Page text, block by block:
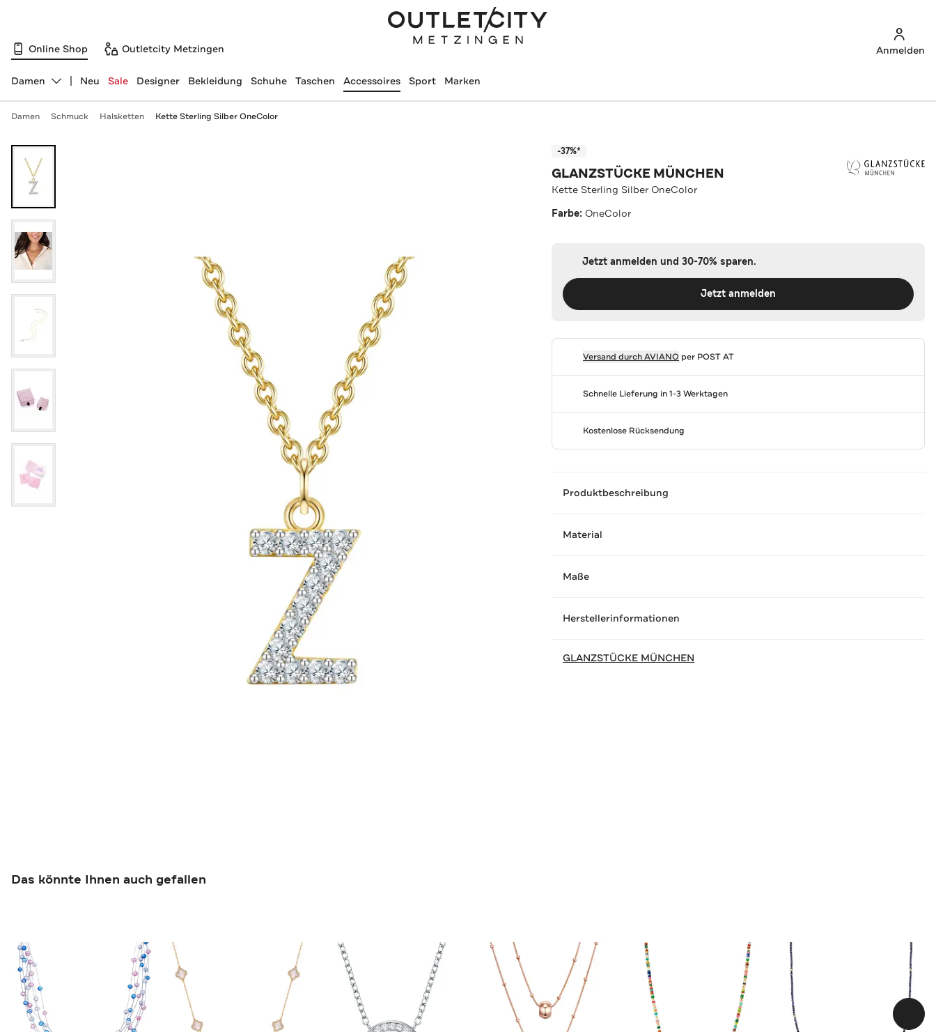
Online Shop Outletcity Metzingen Anmelden
Abteilung ändern, ausgewählt:
Damen Neu Sale Designer Bekleidung Schuhe Taschen Accessoires Sport Marken
Damen Schmuck Halsketten Kette Sterling Silber OneColor
-37%*
GLANZSTÜCKE MÜNCHEN
Kette Sterling Silber OneColor
Farbe: OneColor
Jetzt anmelden und 30-70% sparen.
Jetzt anmelden
Versand durchAVIANO per POST AT
Schnelle Lieferung in 1-3 Werktagen
Kostenlose Rücksendung
Produktbeschreibung
Material
Maße
Herstellerinformationen
GLANZSTÜCKE MÜNCHEN
Das könnte Ihnen auch gefallen